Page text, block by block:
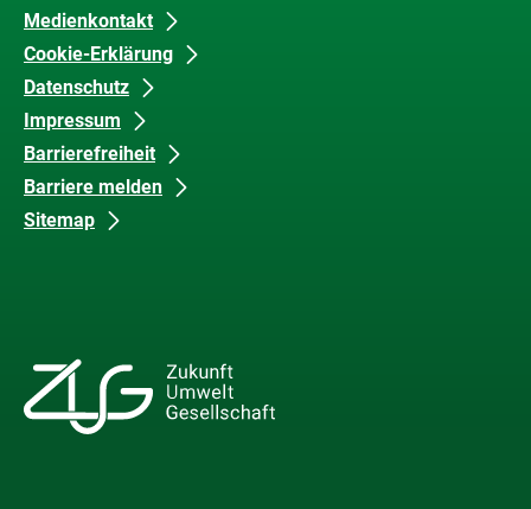
Medienkontakt
Cookie-Erklärung
Datenschutz
Impressum
Barrierefreiheit
Barriere melden
Sitemap